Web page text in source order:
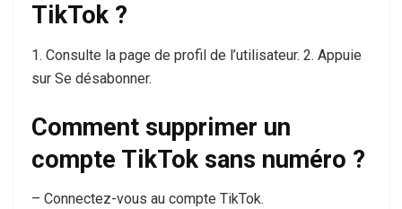
TikTok ?
1. Consulte la page de profil de l’utilisateur. 2. Appuie
sur Se désabonner.
Comment supprimer un
compte TikTok sans numéro ?
– Connectez-vous au compte TikTok.